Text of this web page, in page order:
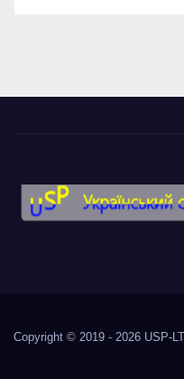
Copyright © 2019 - 2026 USP-